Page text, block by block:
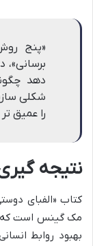
«پنج
دهد
شکلی
را عمیق
نتیجه
کتاب «الفبای
مک گینس است که
بهبود روابط